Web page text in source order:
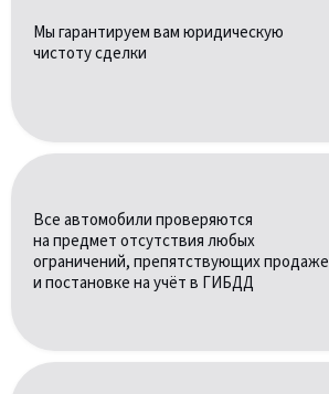
Мы гарантируем вам юридическую
чистоту сделки
Все автомобили проверяются
на предмет отсутствия любых
ограничений, препятствующих продаже
и постановке на учёт в ГИБДД